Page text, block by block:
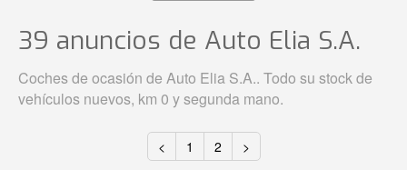
39 anuncios de Auto Elia S.A.
Coches de ocasión de Auto Elia S.A.. Todo su stock de
vehículos nuevos, km 0 y segunda mano.
< 1 2 >